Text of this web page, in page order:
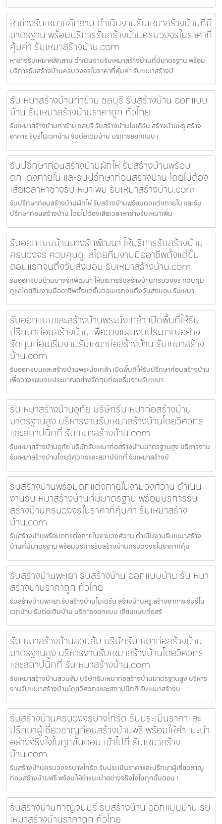
หาช่างรับเหมาหลักสาม ดำเนินงานรับเหมาสร้างบ้านที่มี
มาตรฐาน พร้อมบริการรับสร้างบ้านครบวงจรในราคาที่
คุ้มค่า รับเหมาสร้างบ้าน.com
หาช่างรับเหมาหลักสาม ดำเนินงานรับเหมาสร้างบ้านที่มีมาตรฐาน พร้อม
บริการรับสร้างบ้านครบวงจรในราคาที่คุ้มค่า รับเหมาสร้างบ้
รับเหมาสร้างบ้านท่าข้าม ชลบุรี รับสร้างบ้าน ออกแบบ
บ้าน รับเหมาสร้างบ้านราคาถูก ทั่วไทย
รับเหมาสร้างบ้านท่าข้าม ชลบุรี รับสร้างบ้านโมเดิร์น สร้างบ้านหรู สร้าง
อาคาร รับรีโนเวทบ้าน รับต่อเติมบ้าน บริการออกแบบ เ
รับปรึกษาก่อนสร้างบ้านผักไห่ รับสร้างบ้านพร้อม
ตกแต่งภายใน และรับปรึกษาก่อนสร้างบ้าน โดยไม่ต้อง
เสียเวลาหาช่างรับเหมาเพิ่ม รับเหมาสร้างบ้าน.com
รับปรึกษาก่อนสร้างบ้านผักไห่ รับสร้างบ้านพร้อมตกแต่งภายใน และรับ
ปรึกษาก่อนสร้างบ้าน โดยไม่ต้องเสียเวลาหาช่างรับเหมาเพิ่ม
รับออกแบบบ้านบางรักพัฒนา ให้บริการรับสร้างบ้าน
ครบวงจร ควบคุมดูแลโดยทีมงานมืออาชีพตั้งแต่ขั้น
ตอนแรกจนถึงวันส่งมอบ รับเหมาสร้างบ้าน.com
รับออกแบบบ้านบางรักพัฒนา ให้บริการรับสร้างบ้านครบวงจร ควบคุม
ดูแลโดยทีมงานมืออาชีพตั้งแต่ขั้นตอนแรกจนถึงวันส่งมอบ รับเหมา
รับออกแบบและสร้างบ้านพระนั่งเกล้า เปิดพื้นที่ให้รับ
ปรึกษาก่อนสร้างบ้าน เพื่อวางแผนงบประมาณอย่าง
รัดกุมก่อนเริ่มงานรับเหมาก่อสร้างบ้าน รับเหมาสร้าง
บ้าน.com
รับออกแบบและสร้างบ้านพระนั่งเกล้า เปิดพื้นที่ให้รับปรึกษาก่อนสร้างบ้าน
เพื่อวางแผนงบประมาณอย่างรัดกุมก่อนเริ่มงานรับเหมา
รับเหมาสร้างบ้านอุทัย บริษัทรับเหมาก่อสร้างบ้าน
มาตรฐานสูง บริหารงานรับเหมาสร้างบ้านโดยวิศวกร
และสถาปนิกที่ รับเหมาสร้างบ้าน.com
รับเหมาสร้างบ้านอุทัย บริษัทรับเหมาก่อสร้างบ้านมาตรฐานสูง บริหารงาน
รับเหมาสร้างบ้านโดยวิศวกรและสถาปนิกที่ รับเหมาสร้างบ้
รับสร้างบ้านพร้อมตกแต่งภายในงามวงศ์วาน ดำเนิน
งานรับเหมาสร้างบ้านที่มีมาตรฐาน พร้อมบริการรับ
สร้างบ้านครบวงจรในราคาที่คุ้มค่า รับเหมาสร้าง
บ้าน.com
รับสร้างบ้านพร้อมตกแต่งภายในงามวงศ์วาน ดำเนินงานรับเหมาสร้าง
บ้านที่มีมาตรฐาน พร้อมบริการรับสร้างบ้านครบวงจรในราคาที่คุ้ม
รับสร้างบ้านพะเยา รับสร้างบ้าน ออกแบบบ้าน รับเหมา
สร้างบ้านราคาถูก ทั่วไทย
รับสร้างบ้านพะเยา รับสร้างบ้านโมเดิร์น สร้างบ้านหรู สร้างอาคาร รับรีโน
เวทบ้าน รับต่อเติมบ้าน บริการออกแบบ เขียนแบบก่อสร้
รับเหมาสร้างบ้านสวนส้ม บริษัทรับเหมาก่อสร้างบ้าน
มาตรฐานสูง บริหารงานรับเหมาสร้างบ้านโดยวิศวกร
และสถาปนิกที่ รับเหมาสร้างบ้าน.com
รับเหมาสร้างบ้านสวนส้ม บริษัทรับเหมาก่อสร้างบ้านมาตรฐานสูง บริหาร
งานรับเหมาสร้างบ้านโดยวิศวกรและสถาปนิกที่ รับเหมาสร้างบ
รับสร้างบ้านครบวงจรบางโทรัด รับประเมินราคาและ
ปรึกษาผู้เชี่ยวชาญก่อนสร้างบ้านฟรี พร้อมให้คำแนะนำ
อย่างจริงใจในทุกขั้นตอน เข้าไปที่ รับเหมาสร้าง
บ้าน.com
รับสร้างบ้านครบวงจรบางโทรัด รับประเมินราคาและปรึกษาผู้เชี่ยวชาญ
ก่อนสร้างบ้านฟรี พร้อมให้คำแนะนำอย่างจริงใจในทุกขั้นตอน เ
รับสร้างบ้านกาญจนบุรี รับสร้างบ้าน ออกแบบบ้าน รับ
เหมาสร้างบ้านราคาถูก ทั่วไทย